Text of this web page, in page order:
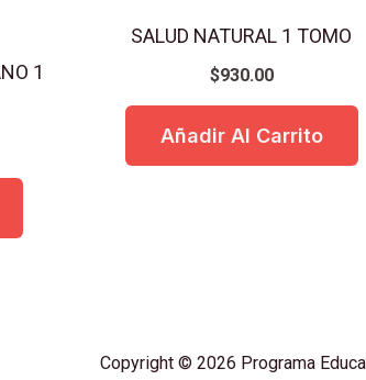
1
SALUD NATURAL 1 TOMO
$930.00
Añadir Al Carrito
Copyright © 2026 Programa